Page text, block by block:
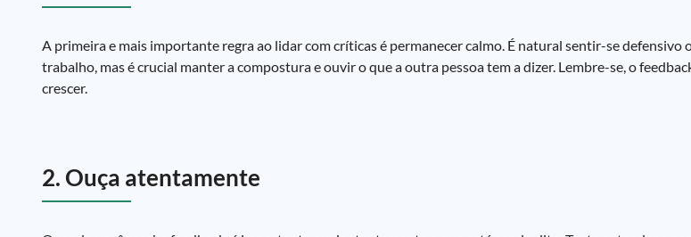
A primeira e mais importante regra ao lidar com críticas é permanecer calmo. É natural sentir-se defensivo
trabalho, mas é crucial manter a compostura e ouvir o que a outra pessoa tem a dizer. Lembre-se, o
crescer.
2. Ouça atentamente